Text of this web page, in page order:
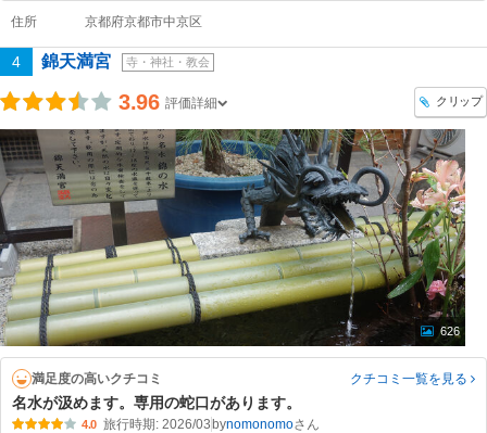
住所 京都府京都市中京区
4 錦天満宮 寺・神社・教会
3.96 評価詳細 クリップ
626
満足度の高いクチコミ クチコミ一覧を見る
名水が汲めます。専用の蛇口があります。
4.0 旅行時期: 2026/03 bynomonomo